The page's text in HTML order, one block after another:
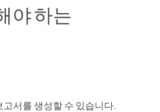
야 하는
서를 생성할 수 있습니다.